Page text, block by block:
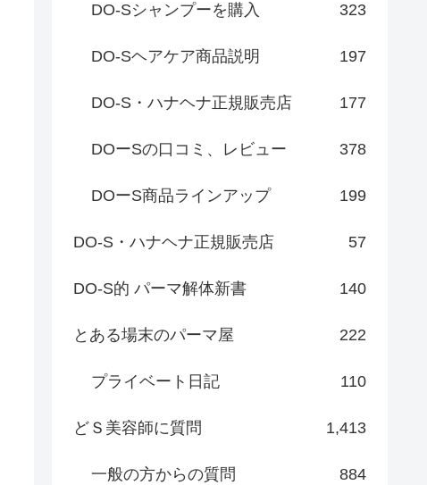
DO-Sシャンプーを購入 323
DO-Sヘアケア商品説明 197
DO-S・ハナヘナ正規販売店 177
DOーSの口コミ、レビュー 378
DOーS商品ラインアップ 199
DO-S・ハナヘナ正規販売店 57
DO-S的 パーマ解体新書 140
とある場末のパーマ屋 222
プライベート日記 110
どＳ美容師に質問 1,413
一般の方からの質問 884